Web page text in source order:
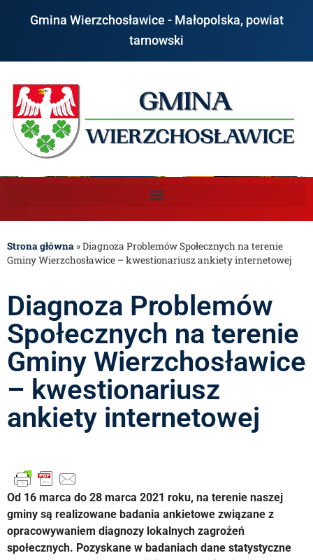
Gmina Wierzchosławice - Małopolska, powiat
tarnowski
Strona główna »Diagnoza Problemów Społecznych na terenie
Gminy Wierzchosławice – kwestionariusz ankiety internetowej
Diagnoza Problemów
Społecznych na terenie
Gminy Wierzchosławice
– kwestionariusz
ankiety internetowej
Od 16 marca do 28 marca 2021 roku, na terenie naszej
gminy są realizowane badania ankietowe związane z
opracowywaniem diagnozy lokalnych zagrożeń
społecznych. Pozyskane w badaniach dane statystyczne